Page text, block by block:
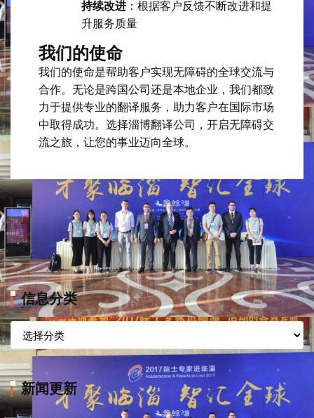
持续改进 ：根据客户反馈不断改进和提
升服务质量
我们的使命
我们的使命是帮助客户实现无障碍的全球交流与
合作。无论是跨国公司还是本地企业，我们都致
力于提供专业的翻译服务，助力客户在国际市场
中取得成功。选择淄博翻译公司，开启无障碍交
流之旅，让您的事业迈向全球。
信息分类
息
分
类新闻更新